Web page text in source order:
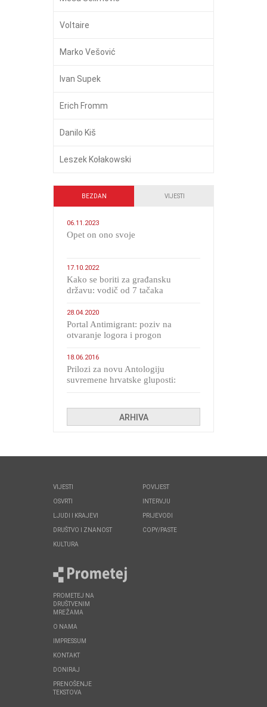
Voltaire
Marko Vešović
Ivan Supek
Erich Fromm
Danilo Kiš
Leszek Kołakowski
BEZDAN VIJESTI
06.11.2023
​Opet on ono svoje
17.10.2022
Kako se boriti za građansku
državu: vodič od 7 tačaka
28.04.2020
Portal Antimigrant: poziv na
otvaranje logora i progon
18.06.2016
Prilozi za novu Antologiju
suvremene hrvatske gluposti:
ARHIVA
VIJESTI
OSVRTI
LJUDI I KRAJEVI
DRUŠTVO I ZNANOST
KULTURA
POVIJEST
INTERVJU
PRIJEVODI
COPY/PASTE
PROMETEJ NA
DRUŠTVENIM
MREŽAMA
O NAMA
IMPRESSUM
KONTAKT
DONIRAJ
PRENOŠENJE
TEKSTOVA